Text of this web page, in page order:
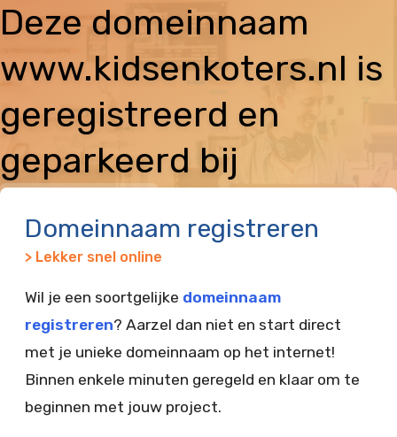
Deze domeinnaam
www.kidsenkoters.nl is
geregistreerd en
geparkeerd bij
Domeinnaam registreren
> Lekker snel online
Wil je een soortgelijke domeinnaam
registreren? Aarzel dan niet en start direct
met je unieke domeinnaam op het internet!
Binnen enkele minuten geregeld en klaar om te
beginnen met jouw project.